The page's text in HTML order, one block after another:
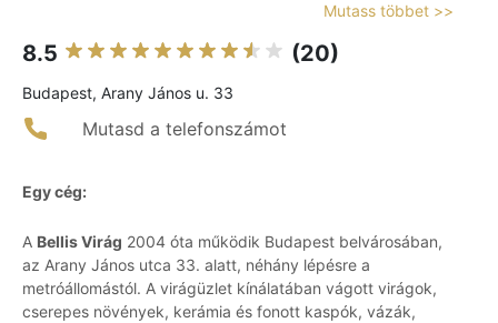
Mutass többet >>
8.5 (20)
Budapest, Arany János u. 33
Mutasd a telefonszámot
Egy cég:
A Bellis Virág 2004 óta működik Budapest belvárosában,
az Arany János utca 33. alatt, néhány lépésre a
metróállomástól. A virágüzlet kínálatában vágott virágok,
cserepes növények, kerámia és fonott kaspók, vázák,